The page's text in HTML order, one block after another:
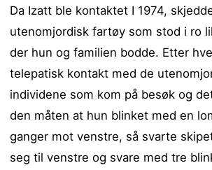
Da Izatt ble kontaktet I 1974,
utenomjordisk fartøy som stod i ro
der hun og familien bodde. Etter
telepatisk kontakt med de
individene som kom på besøk og
den måten at hun blinket med en
ganger mot venstre, så svarte
seg til venstre og svare med tre